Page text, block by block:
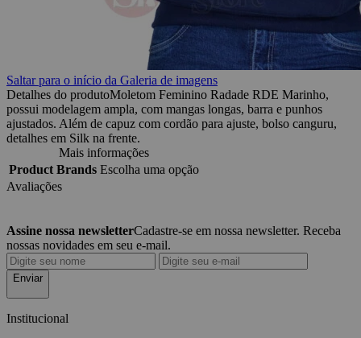
Saltar para o início da Galeria de imagens
Detalhes do produtoMoletom Feminino Radade RDE Marinho,
possui modelagem ampla, com mangas longas, barra e punhos
ajustados. Além de capuz com cordão para ajuste, bolso canguru,
detalhes em Silk na frente.
Mais informações
Product Brands Escolha uma opção
Avaliações
Assine nossa newsletterCadastre-se em nossa newsletter. Receba
nossas novidades em seu e-mail.
Enviar
Institucional